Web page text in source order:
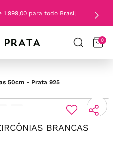
1.999,00 para todo Brasil
0
50cm - Prata 925
BRANCAS